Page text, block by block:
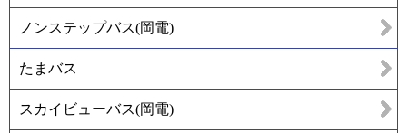
ノンステップバス(岡電)
たまバス
スカイビューバス(岡電)